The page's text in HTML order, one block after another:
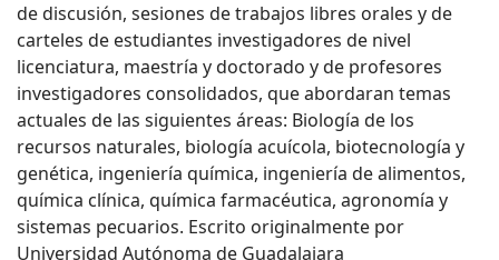
de discusión, sesiones de trabajos libres orales y de
carteles de estudiantes investigadores de nivel
licenciatura, maestría y doctorado y de profesores
investigadores consolidados, que abordaran temas
actuales de las siguientes áreas: Biología de los
recursos naturales, biología acuícola, biotecnología y
genética, ingeniería química, ingeniería de alimentos,
química clínica, química farmacéutica, agronomía y
sistemas pecuarios. Escrito originalmente por
Universidad Autónoma de Guadalajara